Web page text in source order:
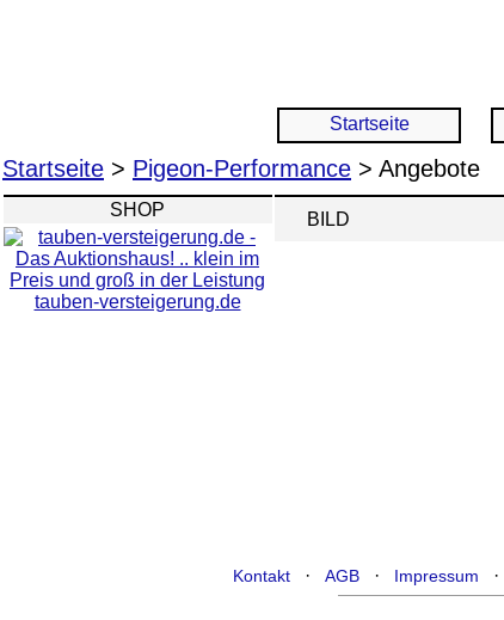
Startseite
Startseite > Pigeon-Performance > Angebote
SHOP
tauben-versteigerung.de
BILD
Kontakt· AGB· Impressum ·